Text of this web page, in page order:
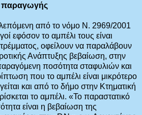
παραγωγής
από το νόμο Ν. 2969/2001
εφόσον το αμπέλι τους είναι
οφείλουν να παραλάβουν
Ανάπτυξης βεβαίωση, στην
ποσότητα σταφυλιών και
που το αμπέλι είναι μικρότερο
και από το δήμο στην Κτηματική
το αμπέλι. «Το παραστατικό
είναι η βεβαίωση της